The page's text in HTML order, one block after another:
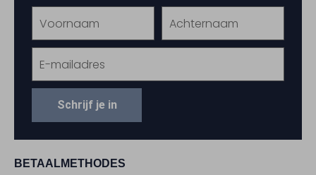
BETAALMETHODES
Schrijf je in